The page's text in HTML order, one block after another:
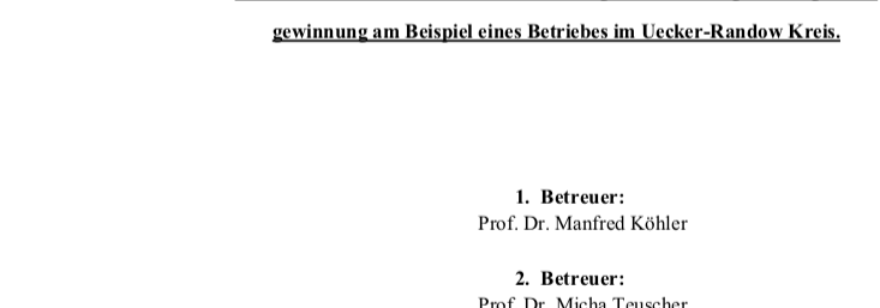
gewinnung am Beispiel eines Betriebes im Uecker-Randow Kreis.
1.  Betreuer:
Prof. Dr. Manfred Köhler
2.  Betreuer:
Prof. Dr. Micha Teuscher